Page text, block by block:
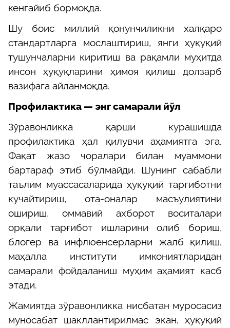
кенгайиб бормоқда.
Шу боис миллий қонунчиликни халқаро
стандартларга мослаштириш, янги ҳуқуқий
тушунчаларни киритиш ва рақамли муҳитда
инсон ҳуқуқларини ҳимоя қилиш долзарб
вазифага айланмоқда.
Профилактика — энг самарали йўл
Зўравонликка қарши курашишда
профилактика ҳал қилувчи аҳамиятга эга.
Фақат жазо чоралари билан муаммони
бартараф этиб бўлмайди. Шунинг сабабли
таълим муассасаларида ҳуқуқий тарғиботни
кучайтириш, ота-оналар масъулиятини
ошириш, оммавий ахборот воситалари
орқали тарғибот ишларини олиб бориш,
блогер ва инфлюенсерларни жалб қилиш,
маҳалла институти имкониятларидан
самарали фойдаланиш муҳим аҳамият касб
этади.
Жамиятда зўравонликка нисбатан муросасиз
муносабат шакллантирилмас экан, ҳуқуқий